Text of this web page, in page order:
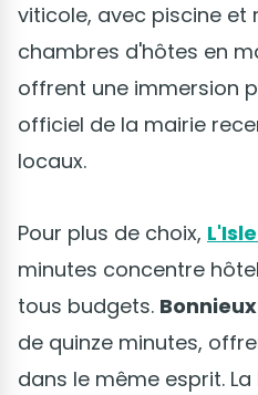
viticole, avec piscine et
chambres d'hôtes en
offrent une immersion
officiel de la mairie
locaux.
Pour plus de choix,
minutes concentre
tous budgets. Bonnieux
de quinze minutes,
dans le même esprit.